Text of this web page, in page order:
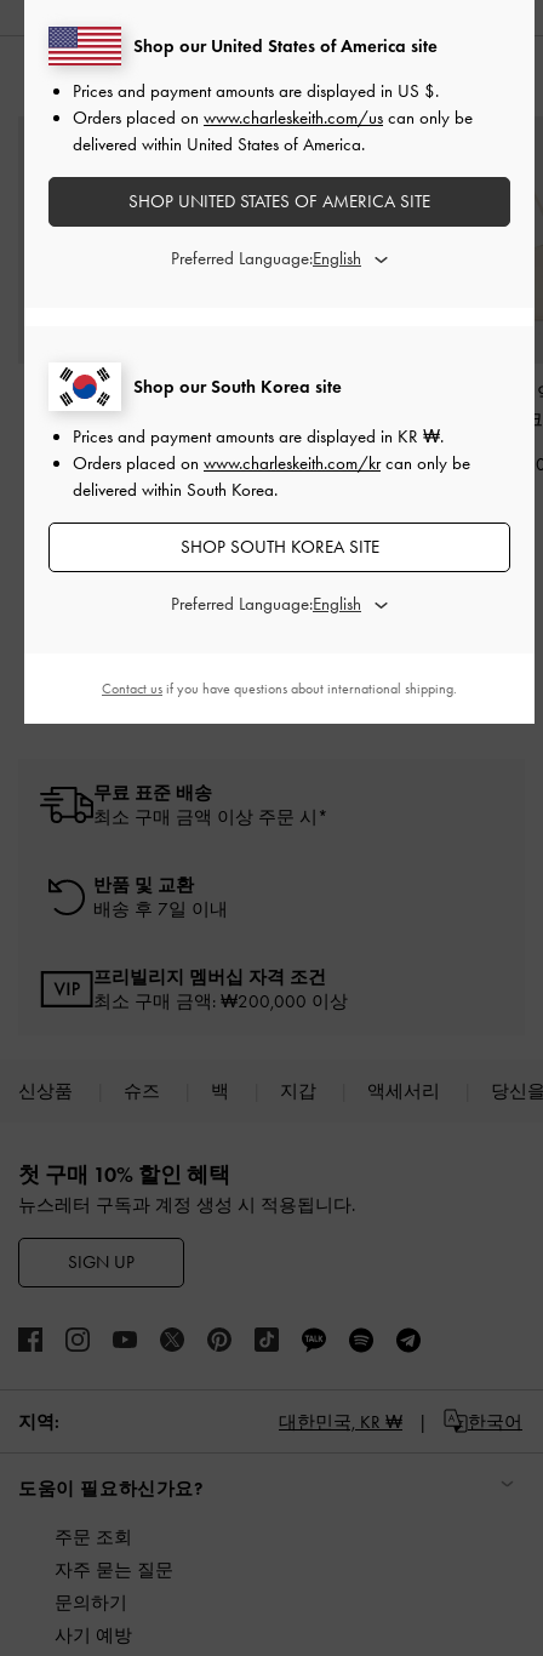
스타일링 팁
헤이즐 보우 이롱게이
티드 숄더백
₩105,900
실리아 숄더백
₩115,900
세시아 메탈릭
관련 카테고리
무료 표준 배송
최소 구매 금액 이상 주문 시*
반품 및 교환
배송 후 7일 이내
프리빌리지 멤버십 자격 조건
최소 구매 금액: ₩200,000 이상
신상품 슈즈 백 지갑 액세서리 당신
첫 구매 10% 할인 혜택
뉴스레터 구독과 계정 생성 시 적용됩니다.
SIGN UP
지역: 대한민국, KR ₩ 한국어
도움이 필요하신가요?
주문 조회
자주 묻는 질문
문의하기
사기 예방
Shop our South Korea site
Prices and payment amounts are displayed in KR ₩.
Orders placed on www.charleskeith.com/krcan only be
delivered within South Korea.
SHOP SOUTH KOREA SITE
Preferred Language:
Shop our United States of America site
Prices and payment amounts are displayed in US $.
Orders placed on www.charleskeith.com/us can only be
delivered within United States of America.
SHOP UNITED STATES OF AMERICA SITE
Preferred Language:
Contact us if you have questions about international shipping.